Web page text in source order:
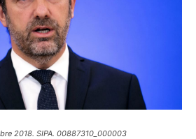
2018. SIPA. 00887310_000003